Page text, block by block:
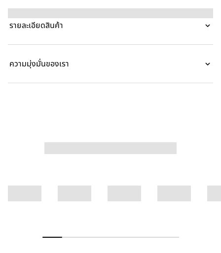
สวมใส่ที่เน้นเน้นเนื้อผ้าที่ละเอียดอ่อนและรายละเอียดร่วมสมัย เสื้อ
โปโลเชิ้ตตัวนี้รังสรรค์จากผ้าคอตตอนเจอร์ซีย์ปีเก้ โดดเด่นด้วยคอ
ปกขอบแบบ Web
รายละเอียดสินค้า
ความมุ่งมั่นของเรา